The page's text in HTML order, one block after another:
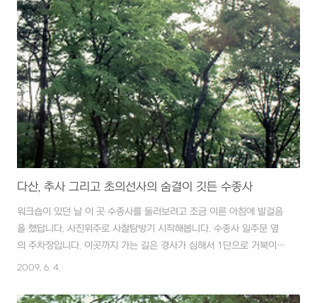
다산, 추사 그리고 초의선사의 숨결이 깃든 수종사
워크숍이 있던 날 이 곳 수종사를 둘러보려고 조금 이른 아침에 발걸음
을 했답니다. 사진위주로 사찰탐방기 시작해봅니다. 수종사 일주문 옆
의 주차장입니다. 이곳까지 가는 길은 경사가 심해서 1단으로 거북이
운행을 해야 했습니다. 조금 긴장했지만 사성암(전라남도 구례에 위치)
지는 첫 번째 문인 일주문(一柱門)으로 운길산 수종사(雲吉山 水鐘
2009. 6. 4.